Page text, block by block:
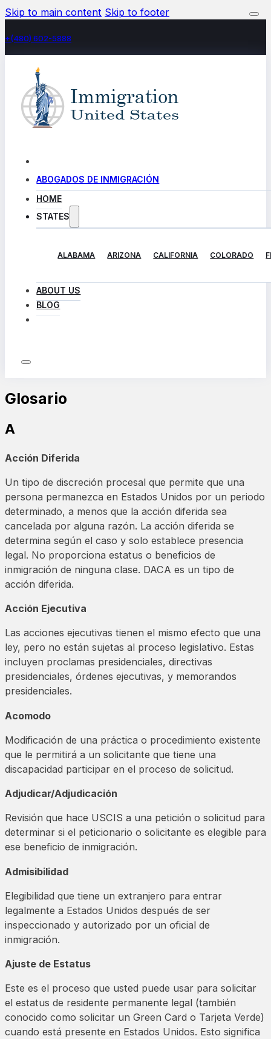
Skip to main content Skip to footer
+(480) 602-5888
ABOGADOS DE INMIGRACIÓN
HOME
STATES
ALABAMA ARIZONA CALIFORNIA COLORADO
ABOUT US
BLOG
Glosario
A
Acción Diferida
Un tipo de discreción procesal que permite que una
persona permanezca en Estados Unidos por un periodo
determinado, a menos que la acción diferida sea
cancelada por alguna razón. La acción diferida se
determina según el caso y solo establece presencia
legal. No proporciona estatus o beneficios de
inmigración de ninguna clase. DACA es un tipo de
acción diferida.
Acción Ejecutiva
Las acciones ejecutivas tienen el mismo efecto que una
ley, pero no están sujetas al proceso legislativo. Estas
incluyen proclamas presidenciales, directivas
presidenciales, órdenes ejecutivas, y memorandos
presidenciales.
Acomodo
Modificación de una práctica o procedimiento existente
que le permitirá a un solicitante que tiene una
discapacidad participar en el proceso de solicitud.
Adjudicar/Adjudicación
Revisión que hace USCIS a una petición o solicitud para
determinar si el peticionario o solicitante es elegible para
ese beneficio de inmigración.
Admisibilidad
Elegibilidad que tiene un extranjero para entrar
legalmente a Estados Unidos después de ser
inspeccionado y autorizado por un oficial de
inmigración.
Ajuste de Estatus
Este es el proceso que usted puede usar para solicitar
el estatus de residente permanente legal (también
conocido como solicitar un Green Card o Tarjeta Verde)
cuando está presente en Estados Unidos. Esto significa